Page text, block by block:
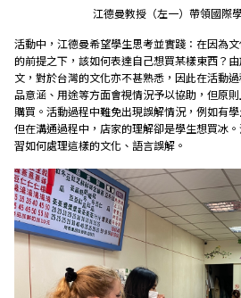
江德曼教授（左一）帶領國際
活動中，江德曼希望學生思考並實踐：在因為
的前提之下，該如何表達自己想買某樣東西？
文，對於台灣的文化亦不甚熟悉，因此在活動
品意涵、用途等方面會視情況予以協助，但原
購買。活動過程中難免出現誤解情況，例如有
但在溝通過程中，店家的理解卻是學生想買冰
習如何處理這樣的文化、語言誤解。